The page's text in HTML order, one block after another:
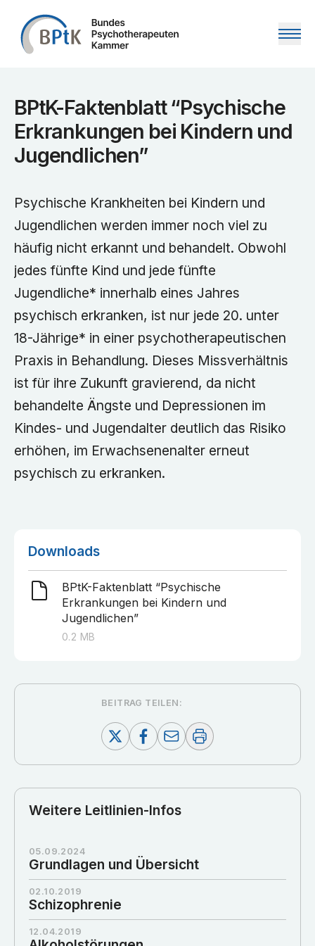
Zum Inhalt springen
BPtK-Faktenblatt “Psychische
Erkrankungen bei Kindern und
Jugendlichen”
Psychische Krankheiten bei Kindern und
Jugendlichen werden immer noch viel zu
häufig nicht erkannt und behandelt. Obwohl
jedes fünfte Kind und jede fünfte
Jugendliche* innerhalb eines Jahres
psychisch erkranken, ist nur jede 20. unter
18-Jährige* in einer psychotherapeutischen
Praxis in Behandlung. Dieses Missverhältnis
ist für ihre Zukunft gravierend, da nicht
behandelte Ängste und Depressionen im
Kindes- und Jugendalter deutlich das Risiko
erhöhen, im Erwachsenenalter erneut
psychisch zu erkranken.
Downloads
BPtK-Faktenblatt “Psychische
Erkrankungen bei Kindern und
Jugendlichen”
0.2 MB
BEITRAG TEILEN:
Weitere Leitlinien-Infos
05.09.2024
Grundlagen und Übersicht
02.10.2019
Schizophrenie
12.04.2019